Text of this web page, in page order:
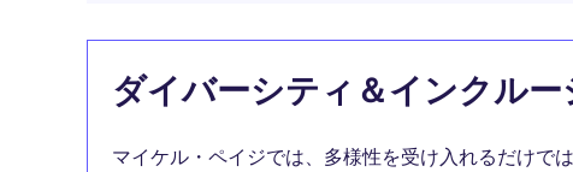
ダイバーシティ＆インクルー
マイケル・ペイジでは、多様性を受け入れるだけで